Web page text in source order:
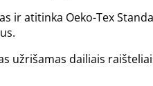
ir atitinka Oeko-Tex
užrišamas dailiais